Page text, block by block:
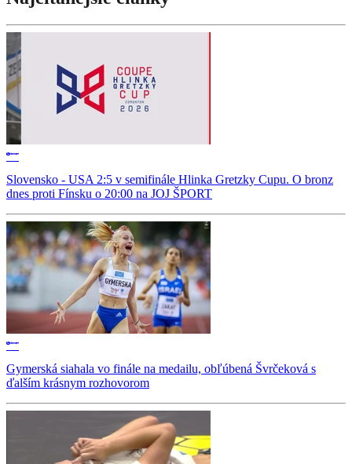
Slovensko - USA 2:5 v semifinále Hlinka Gretzky Cupu. O bronz
dnes proti Fínsku o 20:00 na JOJ ŠPORT
Gymerská siahala vo finále na medailu, obľúbená Švrčeková s
ďalším krásnym rozhovorom